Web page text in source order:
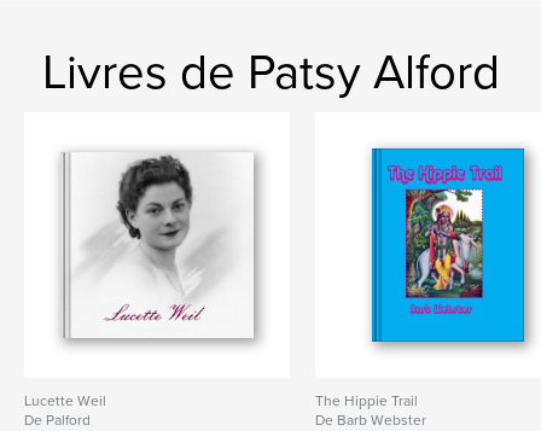
Livres de Patsy Alford
Lucette Weil
De Palford
The Hippie Trail
De Barb Webster